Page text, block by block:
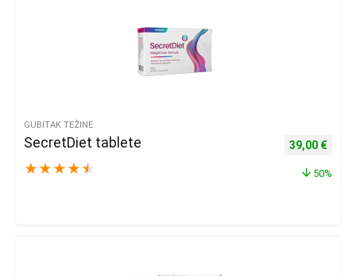
GUBITAK TEŽINE
SecretDiet tablete
★ ★ ★ ★ ★
Izvorna
39,00 €
50%